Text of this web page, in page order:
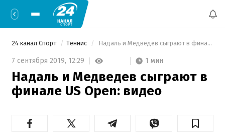
24 канал Спорт Теннис Надаль и Медведев сыграют в финале US Open: видео
7 сентября 2019, 12:29 1 мин
Надаль и Медведев сыграют в
финале US Open: видео